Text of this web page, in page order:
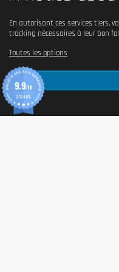
En autorisant ces services tiers,
tracking nécessaires à leur bon
Toutes les options
9.9/10
370 AVIS